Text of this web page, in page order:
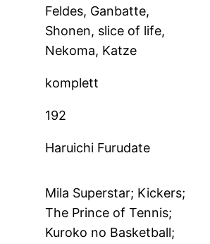
Feldes, Ganbatte,
Shonen, slice of life,
Nekoma, Katze
komplett
192
Haruichi Furudate
Mila Superstar; Kickers;
The Prince of Tennis;
Kuroko no Basketball;